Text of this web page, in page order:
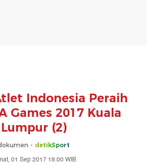
Indonesia Peraih
Games 2017 Kuala
Lumpur (2)
- detikSport
01 Sep 2017 18:00 WIB